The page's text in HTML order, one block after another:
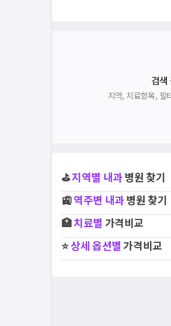
검색
지역, 치료항목, 필
⛳지역별 내과병원 찾기
🚉역주변 내과병원 찾기
🏥치료별 가격비교
⭐상세 옵션별가격비교